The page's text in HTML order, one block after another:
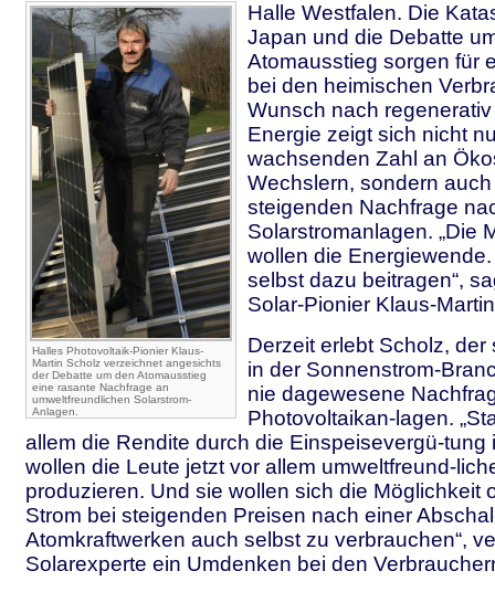
Halles Photovoltaik-Pionier Klaus-
Martin Scholz verzeichnet angesichts
der Debatte um den Atomausstieg
eine rasante Nachfrage an
umweltfreundlichen Solarstrom-
Anlagen.
Halle Westfalen. Die
Japan und die Debatte
Atomausstieg sorgen für
bei den heimischen
Wunsch nach
Energie zeigt sich nicht
wachsenden Zahl an
Wechslern, sondern
steigenden Nachfrage
Solarstromanlagen. „Die
wollen die
selbst dazu beitragen“,
Solar-Pionier Klaus-
Derzeit erlebt Scholz,
in der Sonnenstrom-
nie dagewesene
Photovoltaikan-lagen.
allem die Rendite durch die Einspeisevergü-tung
wollen die Leute jetzt vor allem umweltfreund-
produzieren. Und sie wollen sich die Möglichkeit
Strom bei steigenden Preisen nach einer
Atomkraftwerken auch selbst zu verbrauchen“,
Solarexperte ein Umdenken bei den